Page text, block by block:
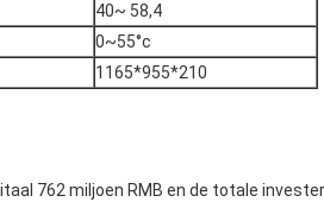
40~ 58,4
0~55°c
1165*955*210
762 miljoen RMB en de totale